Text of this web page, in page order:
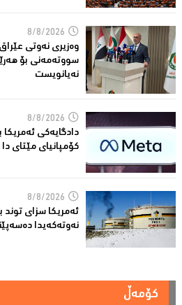
8/8/2026
وەزیری نەوتی
سووتەمەنی بۆ
نەیانویست
8/8/2026
كۆمپانیای مێتای دا
8/8/2026
ئەمریكا سزای توند
نەوتەكەیدا
کۆمەڵ